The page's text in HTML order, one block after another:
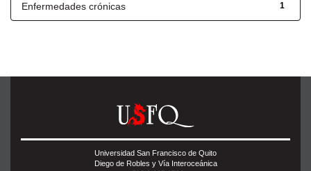
1
Enfermedades crónicas
Universidad San Francisco de Quito
Diego de Robles y Vía Interoceánica